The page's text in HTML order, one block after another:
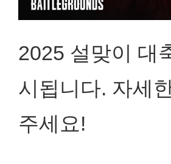
2025 설맞이 대
시됩니다. 자세
주세요!